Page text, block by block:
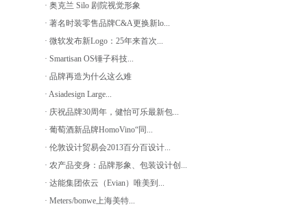
· 奥克兰 Silo 剧院视觉形象
· 著名时装零售品牌C&A更换新lo...
· 微软发布新Logo：25年来首次...
· Smartisan OS锤子科技...
· 品牌再造为什么这么难
· Asiadesign Large...
· 庆祝品牌30周年，健怡可乐最新包...
· 葡萄酒新品牌HomoVino“同...
· 伦敦设计贸易会2013百分百设计...
· 农产品变身：品牌形象、包装设计创...
· 达能集团依云（Evian）唯美到...
· Meters/bonwe上海美特...